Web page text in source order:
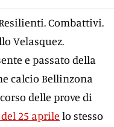
Combattivi.
Velasquez.
e passato della
calcio Bellinzona
delle prove di
25 aprile lo stesso